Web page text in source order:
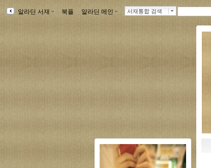
알라딘 서재 북플 알라딘 메인 서재통합 검색